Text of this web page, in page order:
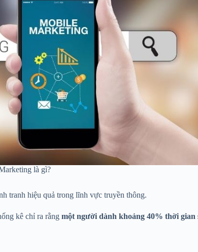
là gì?
tranh hiệu quả trong lĩnh vực truyền thông.
kê chỉ ra rằng một người dành khoảng 40% thời